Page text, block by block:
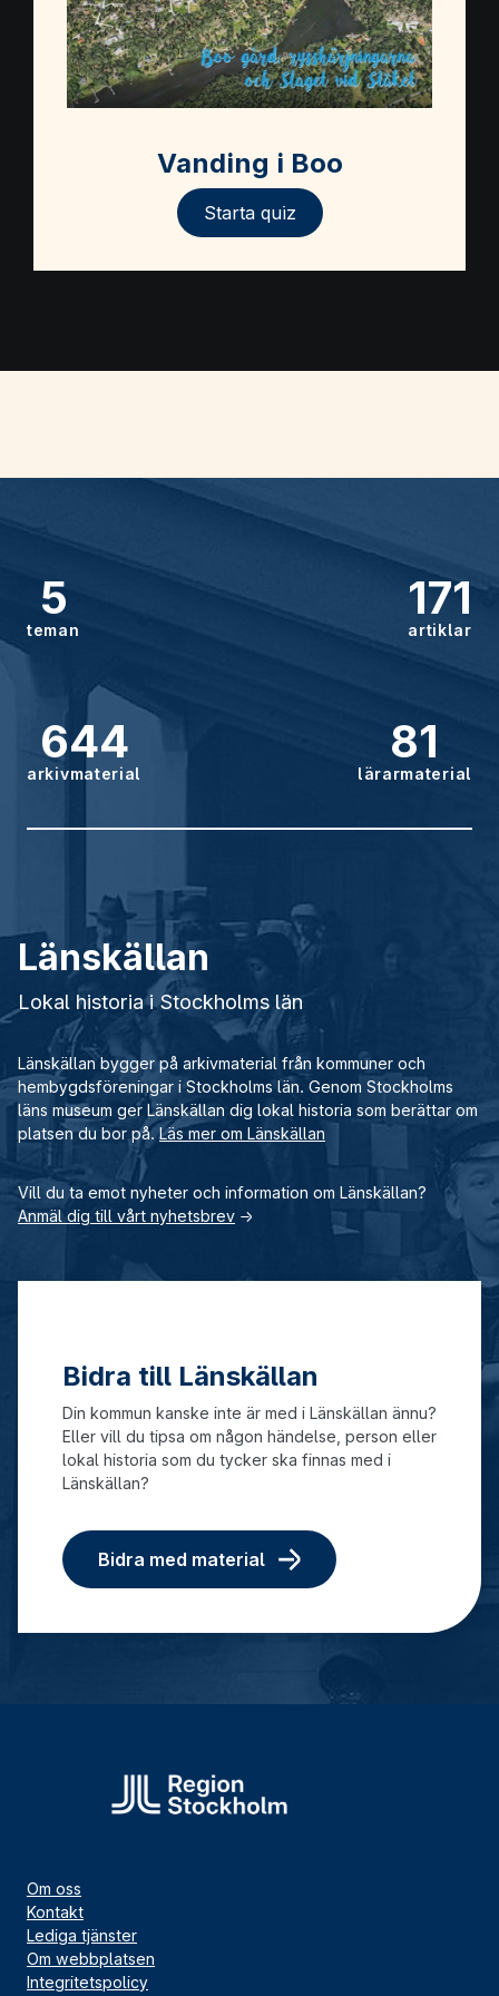
Vanding i Boo
Starta quiz
5
teman
171
artiklar
644
arkivmaterial
81
lärarmaterial
Länskällan
Lokal historia i Stockholms län
Länskällan bygger på arkivmaterial från kommuner och
hembygdsföreningar i Stockholms län. Genom Stockholms
läns museum ger Länskällan dig lokal historia som berättar om
platsen du bor på.Läs mer om Länskällan
Vill du ta emot nyheter och information om Länskällan?
Anmäl dig till vårt nyhetsbrev →
Bidra till Länskällan
Din kommun kanske inte är med i Länskällan ännu?
Eller vill du tipsa om någon händelse, person eller
lokal historia som du tycker ska finnas med i
Länskällan?
Bidra med material
Om oss
Kontakt
Lediga tjänster
Om webbplatsen
Integritetspolicy